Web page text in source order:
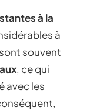
à la
à
souvent
, ce qui
avec les